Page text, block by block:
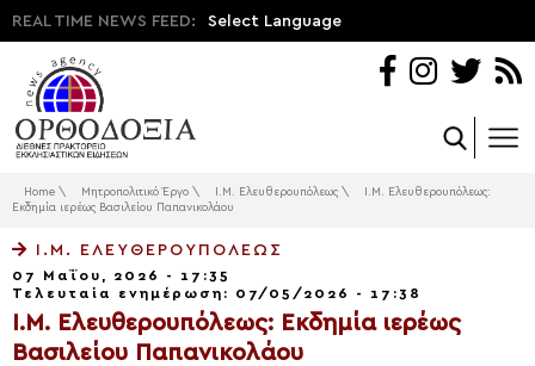
REAL TIME NEWS FEED: Select Language
Home \ Μητροπολιτικό Έργο \ Ι.Μ. Ελευθερουπόλεως \
Ι.Μ. Ελευθερουπόλεως:
Εκδημία ιερέως Βασιλείου Παπανικολάου
Ι.Μ. ΕΛΕΥΘΕΡΟΥΠΌΛΕΩΣ
07 Μαΐου, 2026 - 17:35
Τελευταία ενημέρωση: 07/05/2026 - 17:38
Ι.Μ. Ελευθερουπόλεως: Εκδημία ιερέως
Βασιλείου Παπανικολάου